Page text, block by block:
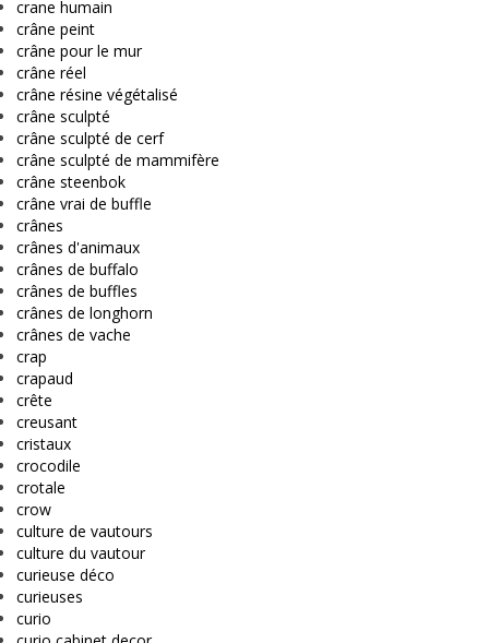
crane humain
crâne peint
crâne pour le mur
crâne réel
crâne résine végétalisé
crâne sculpté
crâne sculpté de cerf
crâne sculpté de mammifère
crâne steenbok
crâne vrai de buffle
crânes
crânes d'animaux
crânes de buffalo
crânes de buffles
crânes de longhorn
crânes de vache
crap
crapaud
crête
creusant
cristaux
crocodile
crotale
crow
culture de vautours
culture du vautour
curieuse déco
curieuses
curio